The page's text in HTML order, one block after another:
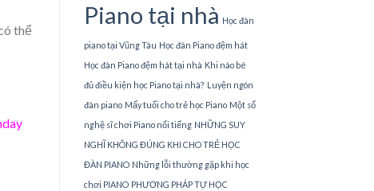
thể
Piano tại nhà Học đàn
piano tại Vũng Tàu Học đàn Piano đệm hát
Học đàn Piano đệm hát tại nhà Khi nào bé
đủ điều kiện học Piano tại nhà? Luyện ngón
đàn piano Mấy tuổi cho trẻ học Piano Một số
nghệ sĩ chơi Piano nổi tiếng NHỮNG SUY
NGHĨ KHÔNG ĐÚNG KHI CHO TRẺ HỌC
ĐÀN PIANO Những lỗi thường gặp khi học
chơi PIANO PHƯƠNG PHÁP TỰ HỌC